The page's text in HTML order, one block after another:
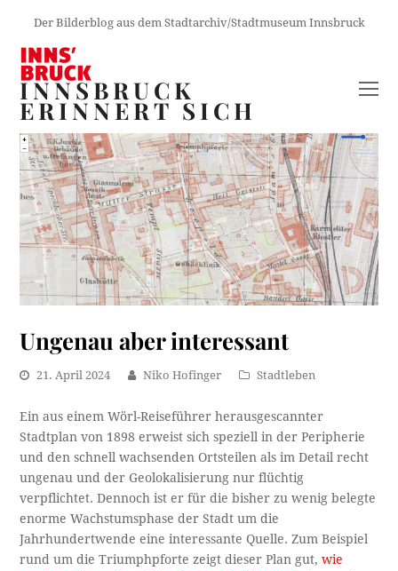
Der Bilderblog aus dem Stadtarchiv/Stadtmuseum Innsbruck
INNSBRUCK
ERINNERT SICH
Ungenau aber interessant
21. April 2024 Niko Hofinger Stadtleben
Ein aus einem Wörl-Reiseführer herausgescannter
Stadtplan von 1898 erweist sich speziell in der Peripherie
und den schnell wachsenden Ortsteilen als im Detail recht
ungenau und der Geolokalisierung nur flüchtig
verpflichtet. Dennoch ist er für die bisher zu wenig belegte
enorme Wachstumsphase der Stadt um die
Jahrhundertwende eine interessante Quelle. Zum Beispiel
rund um die Triumphpforte zeigt dieser Plan gut,wie